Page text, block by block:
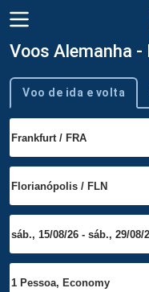
Voos Alemanha -
Tipo de viagem
Voo de ida e volta